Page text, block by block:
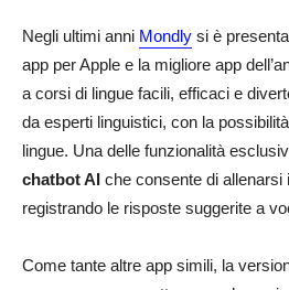
Negli ultimi anni Mondly si è
app per Apple e la migliore app
a corsi di lingue facili, efficaci e
da esperti linguistici, con la
lingue. Una delle funzionalità
chatbot AI che consente di
registrando le risposte suggerite a
Come tante altre app simili, la